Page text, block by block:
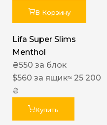
В Корзину
Lifa Super Slims
Menthol
₴550 за блок
$560 за ящик≈ 25 200
₴
Купить